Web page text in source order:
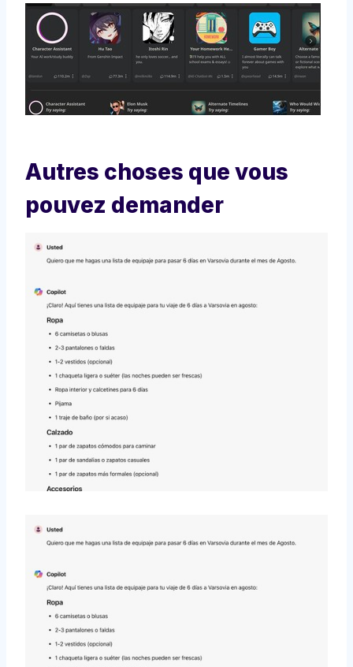
Autres choses que vous
pouvez demander